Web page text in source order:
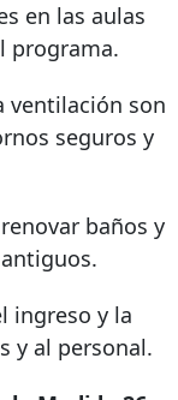
en las aulas
programa.
ventilación son
seguros y
baños y
ingreso y la
y al personal.